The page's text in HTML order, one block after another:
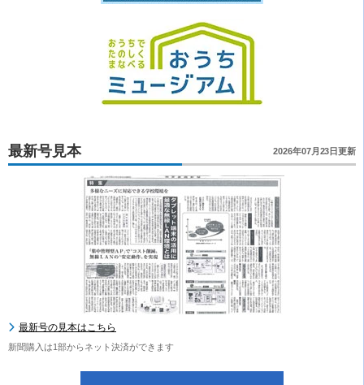
最新号見本 2026年07月23日更新
最新号の見本はこちら
新聞購入は1部からネット決済ができます